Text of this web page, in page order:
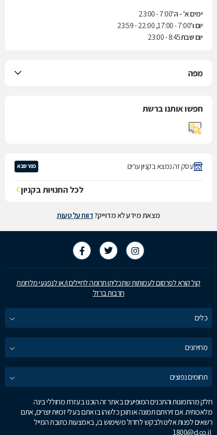
ימים א' - ה'7:00 - 23:00
יום ו'7:00 - 17:00, 22:00 - 23:59
יום שבת8:45 - 23:00
מפה
חפשו אותנו ברשת
עסק זה נמצא בקניון ערים כפר סבא
לכל החנויות בקניון
מצאת מידע לא מדוייק?דווח על טעות
קול קורא לפרסום לעמותות שתכליתן תרומה לחיילים ו/או לנפגעי מלחמת
חרבות ברזל
כלים
מחירונים
תחומים נפוצים
חלק מהתמונות והתכנים המופיעים באתר זה הוכנו בעזרת מחוללי בינה
מלאכותית. אם זיהיתם תמונה או תוכן כלשהו בו אתם בעלי זכויות יוצרים, אתם
רשאים לפנות אלינו ולבקש לחדול משימוש בו, באמצעות כתובת המייל
1800@d.co.il